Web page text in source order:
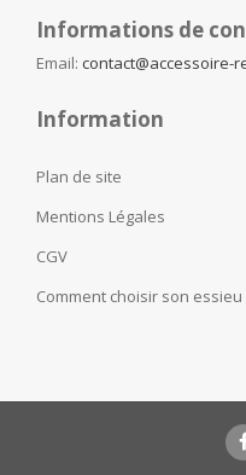
Informations de
Email: contact@accessoire-
Information
Plan de site
Mentions Légales
CGV
Comment choisir son